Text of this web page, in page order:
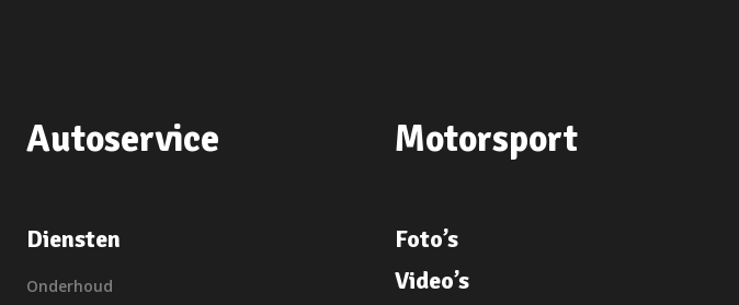
Autoservice
Diensten
Onderhoud
Motorsport
Foto’s
Video’s